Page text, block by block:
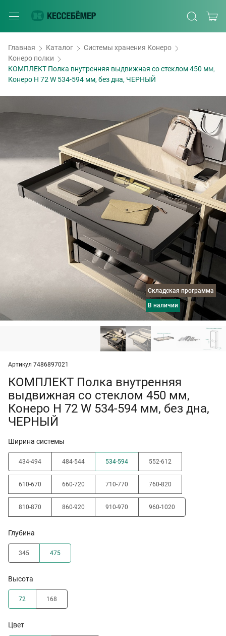
Главная Каталог
Системы хранения Конеро
Конеро полки
КОМПЛЕКТ Полка внутренняя выдвижная со стеклом 450 мм,
Конеро H 72 W 534-594 мм, без дна, ЧЕРНЫЙ
Складская программа
в наличии
Артикул 7486897021
КОМПЛЕКТ Полка внутренняя
выдвижная со стеклом 450 мм,
Конеро H 72 W 534-594 мм, без дна,
ЧЕРНЫЙ
Ширина системы
434-494 484-544 534-594 552-612
610-670 660-720 710-770 760-820
810-870 860-920 910-970 960-1020
Глубина
345 475
Высота
72 168
Цвет